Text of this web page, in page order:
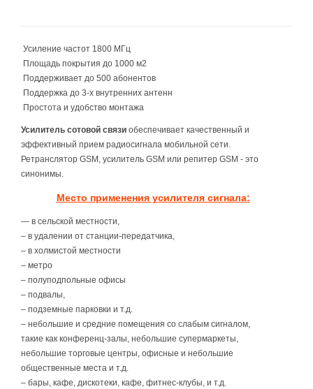
Усиление частот 1800 МГц
Площадь покрытия до 1000 м2
Поддерживает до 500 абонентов
Поддержка до 3-х внутренних антенн
Простота и удобство монтажа
Усилитель сотовой связи обеспечивает качественный и
эффективный прием радиосигнала мобильной сети.
Ретранслятор GSM, усилитель GSM или репитер GSM - это
синонимы.
Место применения усилителя сигнала:
― в сельской местности,
– в удалении от станции-передатчика,
– в холмистой местности
– метро
– полуподпольные офисы
– подвалы,
– подземные парковки и т.д.
– небольшие и средние помещения со слабым сигналом,
такие как конференц-залы, небольшие супермаркеты,
небольшие торговые центры, офисные и небольшие
общественные места и т.д.
– бары, кафе, дискотеки, кафе, фитнес-клубы, и т.д.